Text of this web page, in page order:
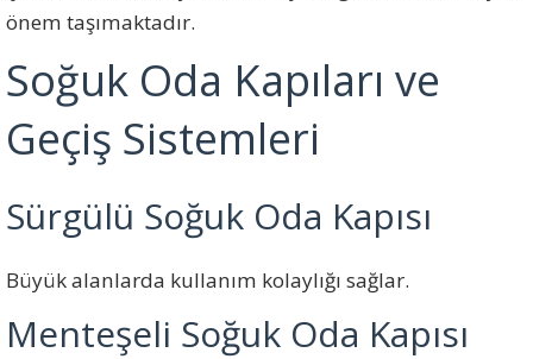
önem taşımaktadır.
Soğuk Oda Kapıları ve
Geçiş Sistemleri
Sürgülü Soğuk Oda Kapısı
Büyük alanlarda kullanım kolaylığı sağlar.
Menteşeli Soğuk Oda Kapısı